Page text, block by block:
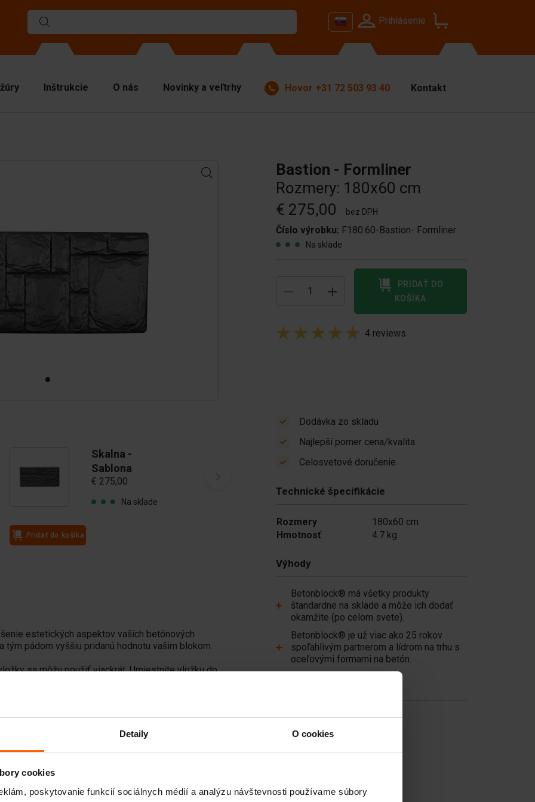
Detaily O cookies
cookies
poskytovanie funkcií sociálnych médií a analýzu návštevnosti používame súbory
Prihlásenie
diely
Inštrukcie O nás Novinky a veľtrhy Hovor +31 72 503 93 40 Kontakt
Bastion - Formliner
Rozmery: 180x60 cm
€ 275,00
bez DPH
Číslo výrobku: F180.60-Bastion- Formliner
Na sklade
KOŠÍKA
4 reviews
Skalna -
Sablona
€ 275,00
Na sklade
Pridať do košíka
estetických aspektov vašich betónových
pádom vyššiu pridanú hodnotu vašim blokom.
sa môžu použiť viackrát. Umiestnite vložku do
a dodajte svojmu betónovému bloku
Dodávka zo skladu
Najlepší pomer cena/kvalita
Celosvetové doručenie
Technické špecifikácie
Rozmery
180x60 cm
Hmotnosť
4.7 kg
Výhody
Betonblock® má všetky produkty
štandardne na sklade a môže ich dodať
okamžite (po celom svete).
Betonblock® je už viac ako 25 rokov
spoľahlivým partnerom a lídrom na trhu s
oceľovými formami na betón.
Vrchné dosky
Betonove tvarnice
Manipulačné zariadenia